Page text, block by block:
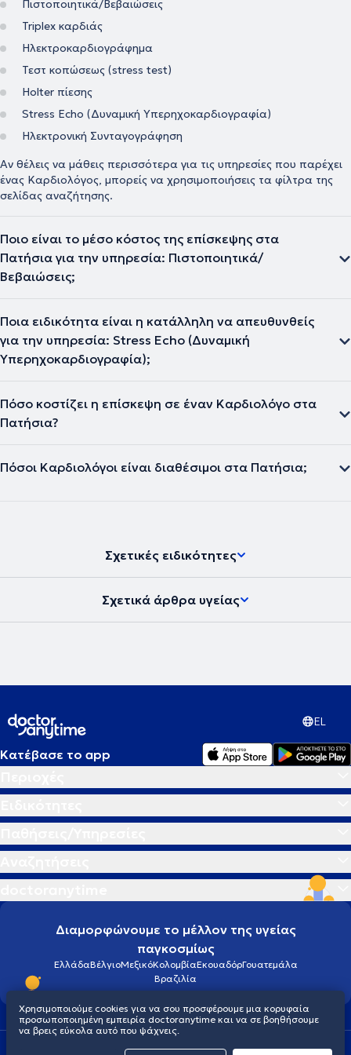
Πιστοποιητικά/Βεβαιώσεις
Triplex καρδιάς
Ηλεκτροκαρδιογράφημα
Τεστ κοπώσεως (stress test)
Holter πίεσης
Stress Echo (Δυναμική Υπερηχοκαρδιογραφία)
Ηλεκτρονική Συνταγογράφηση
Αν θέλεις να μάθεις περισσότερα για τις υπηρεσίες που παρέχει
ένας Καρδιολόγος, μπορείς να χρησιμοποιήσεις τα φίλτρα της
σελίδας αναζήτησης.
Ποιο είναι το μέσο κόστος της επίσκεψης στα
Πατήσια για την υπηρεσία: Πιστοποιητικά/
Βεβαιώσεις;
Ποια ειδικότητα είναι η κατάλληλη να απευθυνθείς
για την υπηρεσία: Stress Echo (Δυναμική
Υπερηχοκαρδιογραφία);
Πόσο κοστίζει η επίσκεψη σε έναν Καρδιολόγο στα
Πατήσια?
Πόσοι Καρδιολόγοι είναι διαθέσιμοι στα Πατήσια;
Σχετικές ειδικότητες
Σχετικά άρθρα υγείας
EL
Κατέβασε το app
Διαμορφώνουμε το μέλλον της υγείας
παγκοσμίως
ΕλλάδαΒέλγιοΜεξικόΚολομβίαΕκουαδόρΓουατεμάλα
Βραζιλία
Πολιτική προστασίας προσωπικού απορρήτου
Χρησιμοποιούμε cookies για να σου προσφέρουμε μια κορυφαία
προσωποποιημένη εμπειρία doctoranytime και να σε βοηθήσουμε
να βρεις εύκολα αυτό που ψάχνεις.